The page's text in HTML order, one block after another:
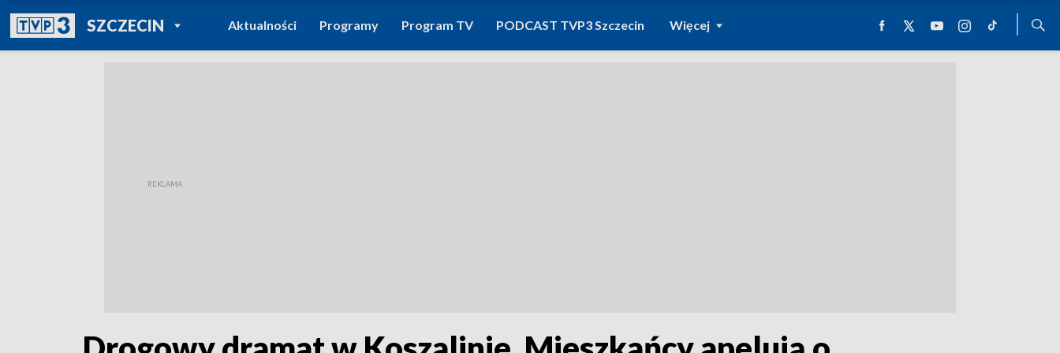
SZCZECINPOWRÓT DO
TVP REGIONY
Aktualności Programy Program TV PODCAST TVP3 Szczecin Więcej